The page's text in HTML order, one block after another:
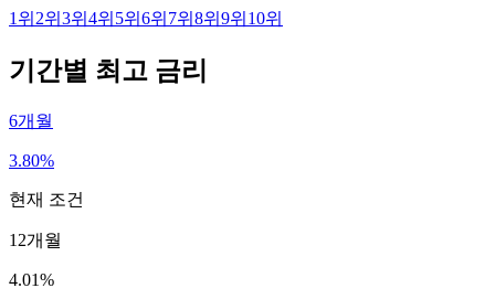
1 위 2위 3위 4위 5위 6위 7위 8위 9위 10위
기간별 최고 금리
6개월
3.80%
현재 조건
12개월
4.01%